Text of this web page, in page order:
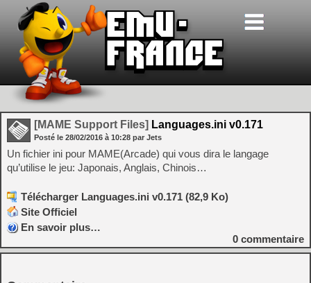
[MAME Support Files] Languages.ini v0.171
Posté le 28/02/2016 à 10:28 par Jets
Un fichier ini pour MAME(Arcade) qui vous dira le langage
qu’utilise le jeu: Japonais, Anglais, Chinois…
Télécharger Languages.ini v0.171 (82,9 Ko)
Site Officiel
En savoir plus…
0 commentaire